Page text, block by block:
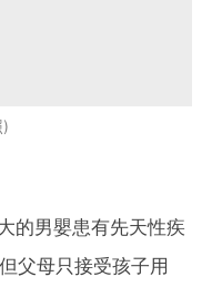
的男嬰患有先天性疾
父母只接受孩子用